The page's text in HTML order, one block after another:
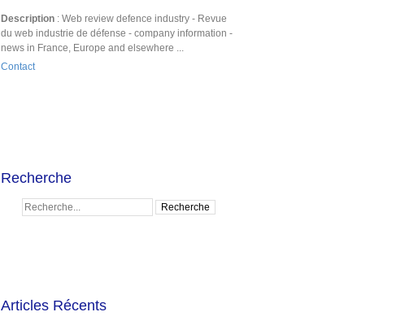
Description : Web review defence industry - Revue
du web industrie de défense - company information -
news in France, Europe and elsewhere ...
Contact
Recherche
Articles Récents